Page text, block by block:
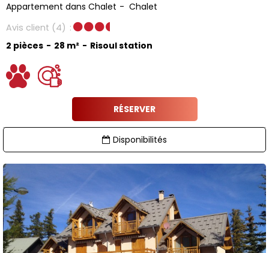
Appartement dans Chalet
Chalet
Avis client (4)
2 pièces
28 m² Risoul station
RÉSERVER
Disponibilités